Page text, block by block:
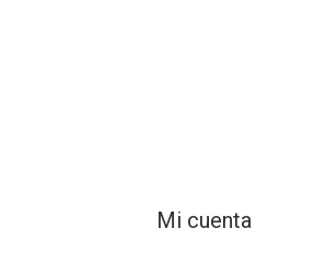
Mi cuenta